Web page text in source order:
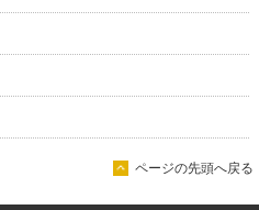
ページの先頭へ戻る